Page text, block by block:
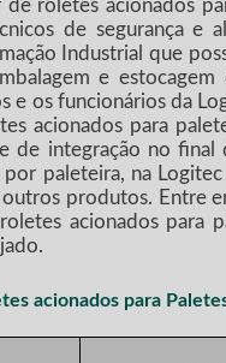
roletes acionados
de segurança e
Industrial que
e
e os funcionários da
acionados para
de integração no final
por paleteira, na
produtos. Entre
acionados para
acionados para